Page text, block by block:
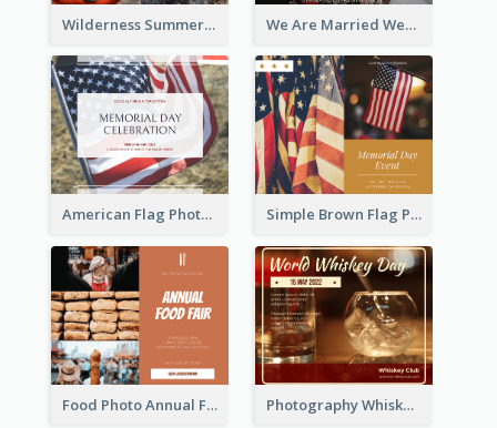
Wilderness Summer Camp Facebook Post We Are Married Wedding Facebook Post
American Flag Photo Memorial Day Celebration Facebook Post Simple Brown Flag Photo Memorial Day Facebook Post
Food Photo Annual Food Fair Invitation Facebook Post Photography Whiskey Day Facebook Post With Details